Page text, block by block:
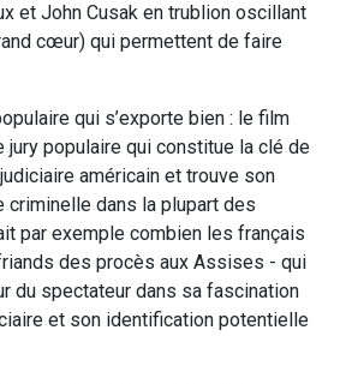
et John Cusak en trublion oscillant
cœur) qui permettent de faire
qui s’exporte bien : le film
jury populaire qui constitue la clé de
américain et trouve son
criminelle dans la plupart des
par exemple combien les français
des procès aux Assises - qui
du spectateur dans sa fascination
et son identification potentielle